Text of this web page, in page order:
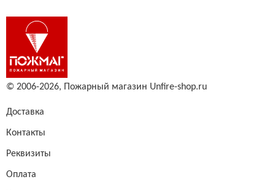
© 2006-2026, Пожарный магазин Unfire-shop.ru
Доставка
Контакты
Реквизиты
Оплата